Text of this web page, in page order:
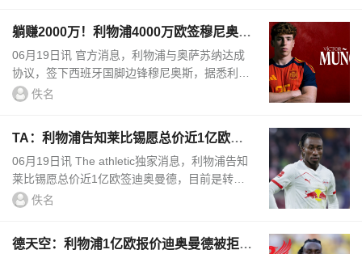
躺赚2000万！利物浦4000万欧签穆尼奥
斯，皇马获得2000万二转分成
06月19日讯 官方消息，利物浦与奥萨苏纳达成
协议，签下西班牙国脚边锋穆尼奥斯，据悉利物
浦激活了穆尼奥斯4000万欧元的解约金条款，而
佚名
TA：利物浦告知莱比锡愿总价近1亿欧签
迪奥曼德，但对方要1.3亿
06月19日讯 The athletic独家消息，利物浦告知
莱比锡愿总价近1亿欧签迪奥曼德，目前是转会
战的领跑队伍。利物浦同时也在考虑其他选择。
佚名
德天空：利物浦1亿欧报价迪奥曼德被拒，